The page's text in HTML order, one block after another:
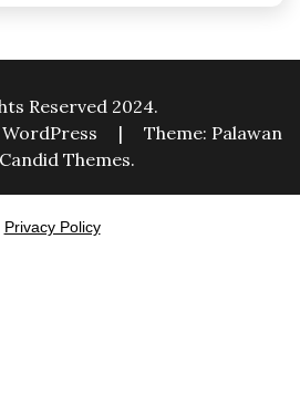
Reserved 2024.
|
Theme: Palawan
Candid Themes.
Privacy Policy